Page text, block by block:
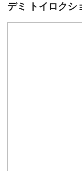
デミ トイロクシ